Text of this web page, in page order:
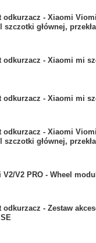
odkurzacz - Xiaomi
szczotki głównej,
odkurzacz - Xiaomi mi
odkurzacz - Xiaomi mi
odkurzacz - Xiaomi
szczotki głównej,
V2/V2 PRO - Wheel
odkurzacz - Zestaw